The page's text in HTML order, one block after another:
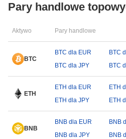
Pary handlowe
Aktywo Pary handlowe
BTC
BTC dla EUR BTC
BTC dla JPY
BTC
ETH
ETH dla EUR ETH
ETH dla JPY
ETH
BNB
BNB dla EUR BNB
BNB dla JPY
BNB